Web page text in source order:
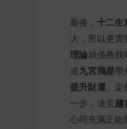
最後， 十二生
大，所以更
理論就係教
道九宮飛星帶
提升財運、定
一步，達至趨
心同充滿正能